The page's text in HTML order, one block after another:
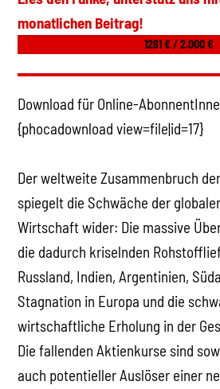
monatlichen Beitrag!
1261 € / 2.000 €
Download für Online-
{phocadownload view=file|id=17}
Der weltweite Zusammenbruch
spiegelt die Schwäche der
Wirtschaft wider: Die massive
die dadurch kriselnden
Russland, Indien, Argentinien,
Stagnation in Europa und die
wirtschaftliche Erholung in der
Die fallenden Aktienkurse sind
auch potentieller Auslöser einer